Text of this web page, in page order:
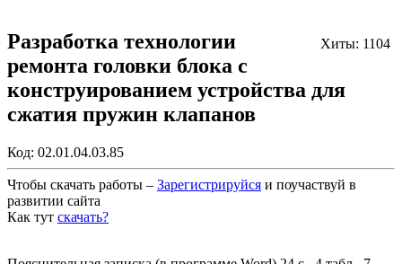
Хиты: 1104
Разработка технологии
ремонта головки блока с
конструированием устройства для
сжатия пружин клапанов
Код: 02.01.04.03.85
Чтобы скачать работы – Зарегистрируйся и поучаствуй в
развитии сайта
Как тут скачать?